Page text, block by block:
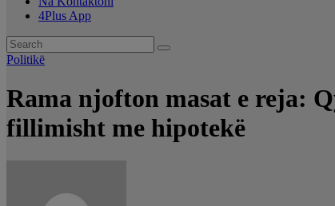
4Plus App
Politikë
Rama njofton masat e reja:
fillimisht me hipotekë